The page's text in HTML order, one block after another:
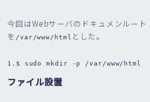
今回はWebサーバのドキュメンルート
を /var/www/html とした。
1. $ sudo mkdir -p /var /www/html
ファイル設置